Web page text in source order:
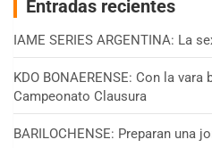
Entradas recientes
IAME SERIES ARGENTINA: La
KDO BONAERENSE: Con la vara
Campeonato Clausura
BARILOCHENSE: Preparan una